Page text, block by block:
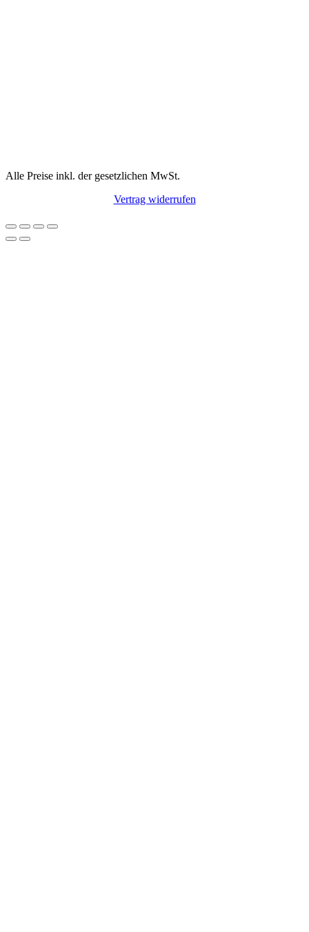
Alle Preise inkl. der gesetzlichen MwSt.
Vertrag widerrufen